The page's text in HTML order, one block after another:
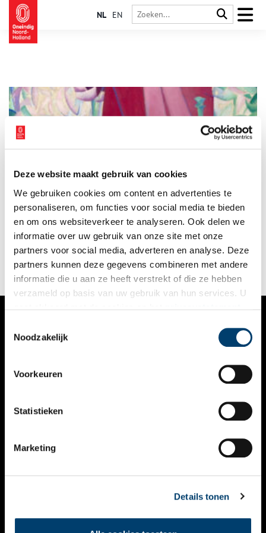
Deze website maakt gebruik van cookies
We gebruiken cookies om content en advertenties te
personaliseren, om functies voor social media te bieden
en om ons websiteverkeer te analyseren. Ook delen we
informatie over uw gebruik van onze site met onze
partners voor social media, adverteren en analyse. Deze
partners kunnen deze gegevens combineren met andere
informatie die u aan ze heeft verstrekt of die ze hebben
verzameld op basis van uw gebruik van hun services. U
Noodzakelijk
Voorkeuren
Statistieken
Marketing
Details tonen
NL EN
Feest, vrijheid en explosies van kleur en vorm vullen vanaf 16
september 2025 de zalen van Singer Laren. De tentoonstelling
1913. De grote kunstexplosie laat het werk van Nederlandse
modernisten zien te midden van dat van hun Europese
tijdgenoten. In 1913 lijkt de kunstwereld te dansen op de
vulkaan vlak voordat de vrede in Europa in vlammen opgaat.
2 min
VERHALEN
KALENDER
THEMA’S
VIDEO’S
CONTACT